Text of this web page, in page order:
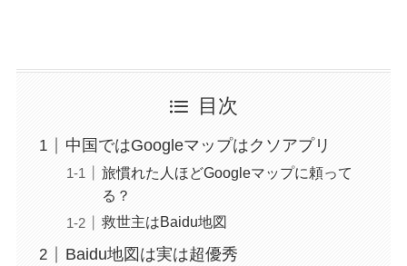
目次
中国ではGoogleマップはクソアプリ
旅慣れた人ほどGoogleマップに頼って
る？
救世主はBaidu地図
Baidu地図は実は超優秀